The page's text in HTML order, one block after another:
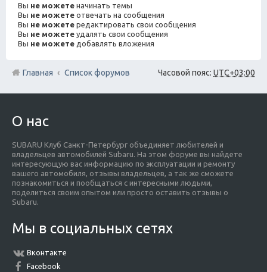
Вы не можете начинать темы
Вы не можете отвечать на сообщения
Вы не можете редактировать свои сообщения
Вы не можете удалять свои сообщения
Вы не можете добавлять вложения
Часовой пояс: UTC+03:00
Главная Список форумов
О нас
SUBARU Клуб Санкт-Петербург объединяет любителей и
владельцев автомобилей Subaru. На этом форуме вы найдете
интересующую вас информацию по эксплуатации и ремонту
вашего автомобиля, отзывы владельцев, а так же сможете
познакомиться и пообщаться с интересными людьми,
поделиться своим опытом или просто оставить отзывы о
Subaru.
Мы в социальных сетях
Вконтакте
Facebook